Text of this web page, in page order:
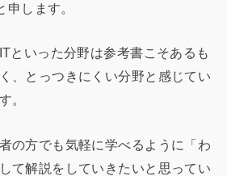
します。
といった分野は参考書こそあるも
、とっつきにくい分野と感じてい
。
の方でも気軽に学べるように「わ
て解説をしていきたいと思ってい